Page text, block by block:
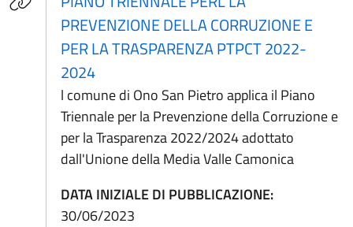
PREVENZIONE DELLA CORRUZIONE E
PER LA TRASPARENZA PTPCT 2022-
2024(apre in un'altra scheda).
l comune di Ono San Pietro applica il Piano
Triennale per la Prevenzione della Corruzione e
per la Trasparenza 2022/2024 adottato
dall'Unione della Media Valle Camonica
DATA INIZIALE DI PUBBLICAZIONE:
30/06/2023